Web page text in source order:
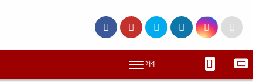
সব